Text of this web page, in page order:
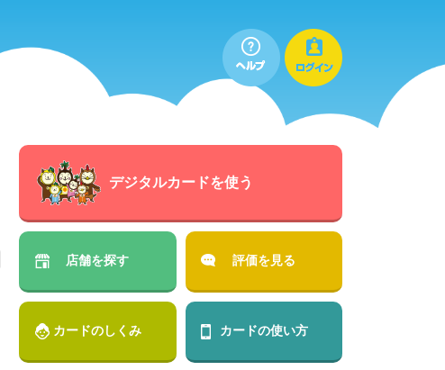
デジタルカードを使う
店舗を探す 評価を見る
カードのしくみ カードの使い方